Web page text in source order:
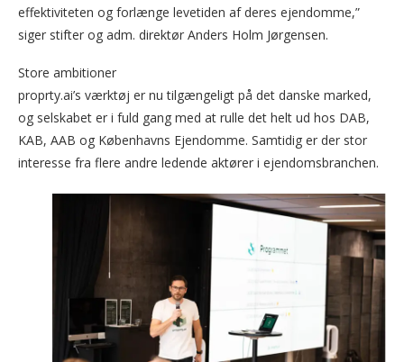
effektiviteten og forlænge levetiden af deres ejendomme,”
siger stifter og adm. direktør Anders Holm Jørgensen.
Store ambitioner
proprty.ai’s værktøj er nu tilgængeligt på det danske marked,
og selskabet er i fuld gang med at rulle det helt ud hos DAB,
KAB, AAB og Københavns Ejendomme. Samtidig er der stor
interesse fra flere andre ledende aktører i ejendomsbranchen.